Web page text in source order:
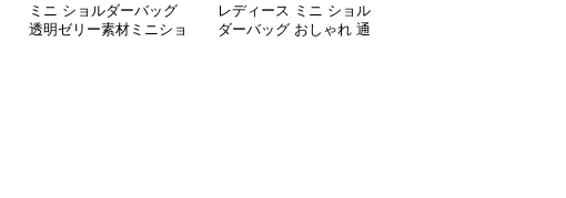
ミニ ショルダーバッグ
透明ゼリー素材ミニショ
レディース ミニ ショル
ダーバッグ おしゃれ 通